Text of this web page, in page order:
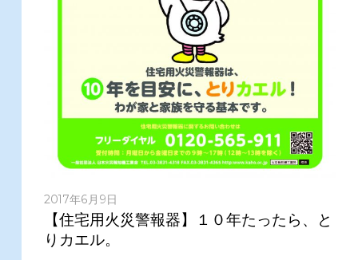
2017年6月9日
【住宅用火災警報器】１０年たったら、と
りカエル。